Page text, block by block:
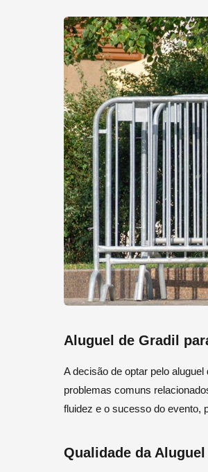
Aluguel de Gradil
A decisão de optar pelo
problemas comuns
fluidez e o sucesso do evento,
Qualidade da